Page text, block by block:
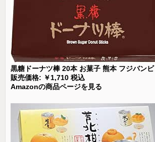
黒糖ドーナツ棒 20本 お菓子 熊本 フジバンビ
販売価格: ￥1,710 税込
Amazonの商品ページを見る